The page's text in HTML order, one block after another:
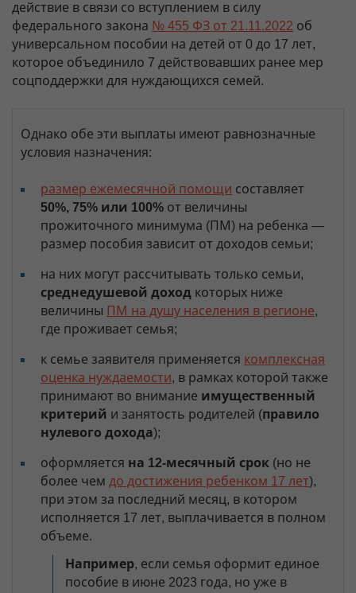
действие в связи со вступлением в силу
федерального закона № 455 ФЗ от 21.11.2022 об
универсальном пособии на детей от 0 до 17 лет,
которое объединило 7 действовавших ранее мер
соцподдержки для нуждающихся семей.
Однако обе эти выплаты имеют равнозначные
условия назначения:
размер ежемесячной помощи составляет
50%, 75% или 100% от величины
прожиточного минимума (ПМ) на ребенка —
размер пособия зависит от доходов семьи;
на них могут рассчитывать только семьи,
среднедушевой доход которых ниже
величины ПМ на душу населения в регионе,
где проживает семья;
к семье заявителя применяется комплексная
оценка нуждаемости, в рамках которой также
принимают во внимание имущественный
критерий и занятость родителей (правило
нулевого дохода);
оформляется на 12-месячный срок (но не
более чем до достижения ребенком 17 лет),
при этом за последний месяц, в котором
исполняется 17 лет, выплачивается в полном
объеме.
Например, если семья оформит единое
пособие в июне 2023 года, но уже в